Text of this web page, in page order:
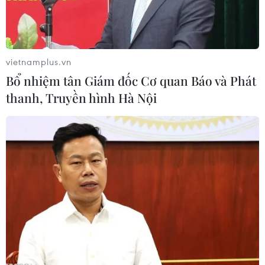
Con đường cây Ngân hạnh ở thành phố Asan thuộc tỉnh Nam
Chungcheong, Hàn Quốc. (Ảnh: Anh Nguyên/TTXVN)
Dữ liệu của Cơ quan Thống kê Hàn Quốc
(KOSTAT) công bố ngày 11/4 cho thấy số lượng
người nước ngoài ở Hàn Quốc có thể tăng hơn
vietnamplus.vn
Bổ nhiệm tân Giám đốc Cơ quan Báo và Phát
thanh, Truyền hình Hà Nội